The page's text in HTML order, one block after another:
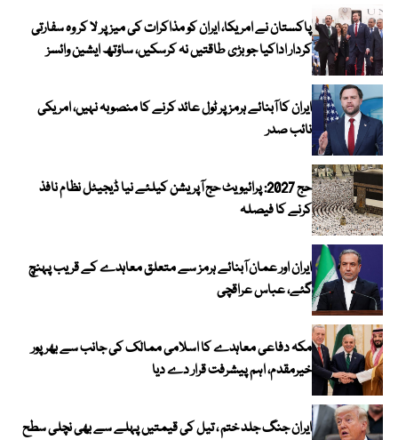
پاکستان نے امریکا، ایران کو مذاکرات کی میز پر لا کر وہ سفارتی
کردار اداکیا جو بڑی طاقتیں نہ کرسکیں، ساؤتھ ایشین وائسز
ایران کا آبنائے ہرمز پر ٹول عائد کرنے کا منصوبہ نہیں، امریکی
نائب صدر
حج 2027: پرائیویٹ حج آپریشن کیلئے نیا ڈیجیٹل نظام نافذ
کرنے کا فیصلہ
ایران اور عمان آبنائے ہرمز سے متعلق معاہدے کے قریب پہنچ
گئے، عباس عراقچی
مکہ دفاعی معاہدے کا اسلامی ممالک کی جانب سے بھرپور
خیرمقدم، اہم پیشرفت قرار دے دیا
ایران جنگ جلد ختم ، تیل کی قیمتیں پہلے سے بھی نچلی سطح